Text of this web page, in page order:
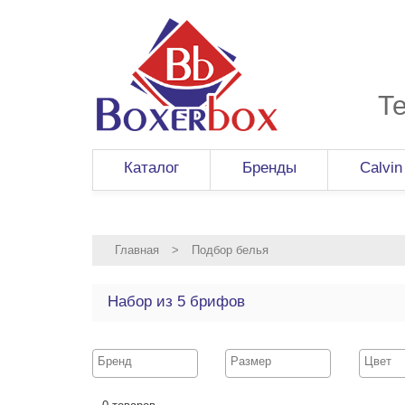
Каталог Бренды
Главная > Подбор белья
Набор из 5 брифов